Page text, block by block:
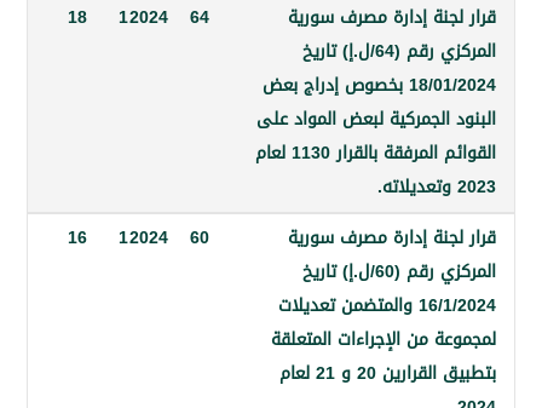
إدارة مصرف سورية
المركزي رقم (64/ل.إ) تاريخ
18/01/2024 بخصوص إدراج بعض
الجمركية لبعض المواد على
القوائم المرفقة بالقرار 1130 لعام
64
18
إدارة مصرف سورية
المركزي رقم (60/ل.إ) تاريخ
16/1/2024 والمتضمن تعديلات
من الإجراءات المتعلقة
بتطبيق القرارين 20 و 21 لعام
60
16